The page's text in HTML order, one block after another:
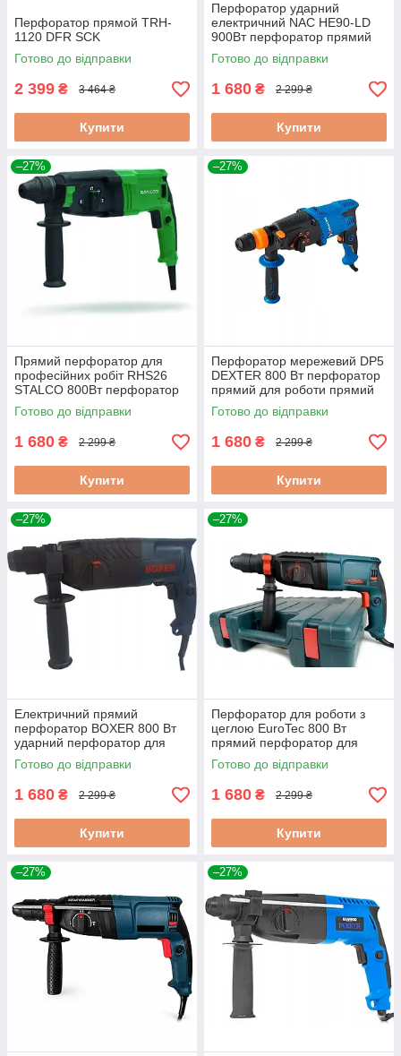
Перфоратор прямой TRH-
1120 DFR SCK
Готово до відправки
2 399 ₴ 3 464 ₴
Купити
Перфоратор ударний
електричний NAC HE90-LD
900Вт перфоратор прямий
для роботи перфоратор
будівельний
Готово до відправки
1 680 ₴ 2 299 ₴
Купити
–27%
Прямий перфоратор для
професійних робіт RHS26
STALCO 800Вт перфоратор
для великих отворів
Готово до відправки
1 680 ₴ 2 299 ₴
Купити
–27%
Перфоратор мережевий DP5
DEXTER 800 Вт перфоратор
прямий для роботи прямий
перфоратор для
професійних робіт
Готово до відправки
1 680 ₴ 2 299 ₴
Купити
–27%
Електричний прямий
перфоратор BOXER 800 Вт
ударний перфоратор для
бетону
Готово до відправки
1 680 ₴ 2 299 ₴
Купити
–27%
Перфоратор для роботи з
цеглою EuroTec 800 Вт
прямий перфоратор для
свердління отворів
Готово до відправки
1 680 ₴ 2 299 ₴
Купити
–27% –27%